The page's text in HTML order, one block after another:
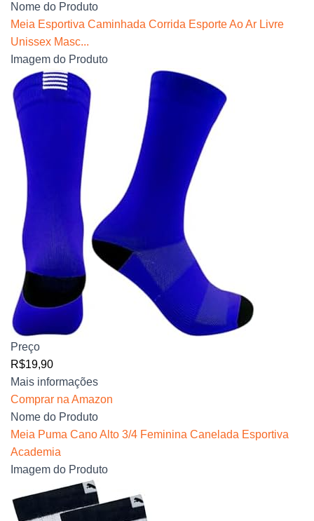
Nome do Produto
Meia Esportiva Caminhada Corrida Esporte Ao Ar Livre
Unissex Masc...
Imagem do Produto
Preço
R$19,90
Mais informações
Comprar na Amazon
Nome do Produto
Meia Puma Cano Alto 3/4 Feminina Canelada Esportiva
Academia
Imagem do Produto